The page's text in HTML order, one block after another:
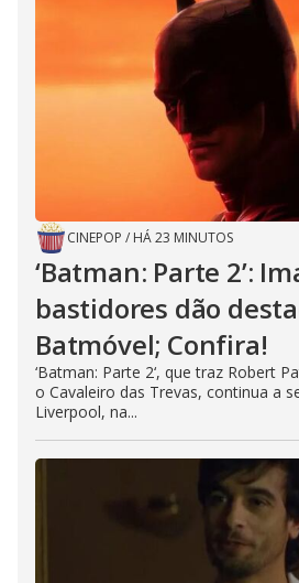
CINEPOP / HÁ 23 MINUTOS
‘Batman: Parte 2’:
bastidores dão
Batmóvel; Confira!
‘Batman: Parte 2‘, que traz Robert
o Cavaleiro das Trevas, continua a
Liverpool, na...